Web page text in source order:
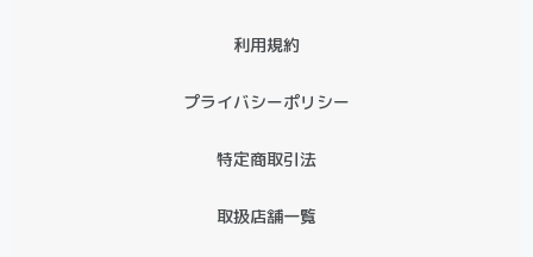
利用規約
プライバシーポリシー
特定商取引法
取扱店舗一覧